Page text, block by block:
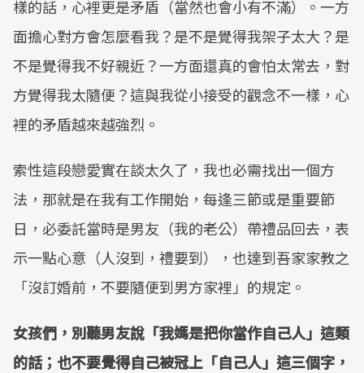
樣的話，心裡更是矛盾（當然也會小有不滿）。一方
面擔心對方會怎麼看我？是不是覺得我架子太大？是
不是覺得我不好親近？一方面還真的會怕太常去，對
方覺得我太隨便？這與我從小接受的觀念不一樣，心
裡的矛盾越來越強烈。
索性這段戀愛實在談太久了，我也必需找出一個方
法，那就是在我有工作開始，每逢三節或是重要節
日，必委託當時是男友（我的老公）帶禮品回去，表
示一點心意（人沒到，禮要到），也達到吾家家教之
「沒訂婚前，不要隨便到男方家裡」的規定。
女孩們，別聽男友說「我媽是把你當作自己人」這類
的話；也不要覺得自己被冠上「自己人」這三個字，